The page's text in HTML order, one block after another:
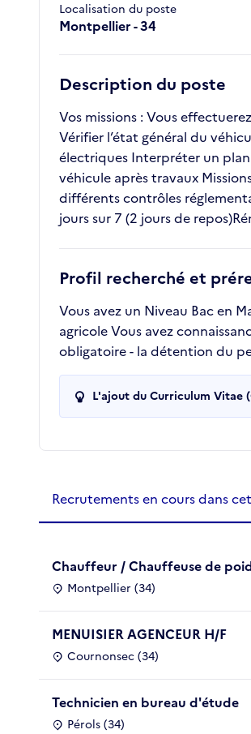
Localisation du poste
Montpellier - 34
Description du poste
Vos missions : Vous
Vérifier l’état général du
électriques Interpréter un plan
véhicule après travaux
différents contrôles
jours sur 7 (2 jours de
Profil recherché et
Vous avez un Niveau Bac en
agricole Vous avez
obligatoire - la détention du
L'ajout du Curriculum Vitae
Recrutements de la
Recrutements en cours dans
Chauffeur / Chauffeuse de
Montpellier (34)
MENUISIER AGENCEUR H/F
Cournonsec (34)
Technicien en bureau d'étude
Pérols (34)